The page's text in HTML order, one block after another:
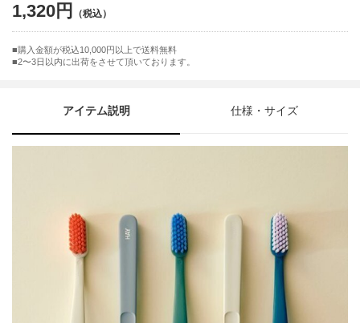
1,320円
購入金額が税込10,000円以上で送料無料
2〜3日以内に出荷をさせて頂いております。
アイテム説明 仕様・サイズ